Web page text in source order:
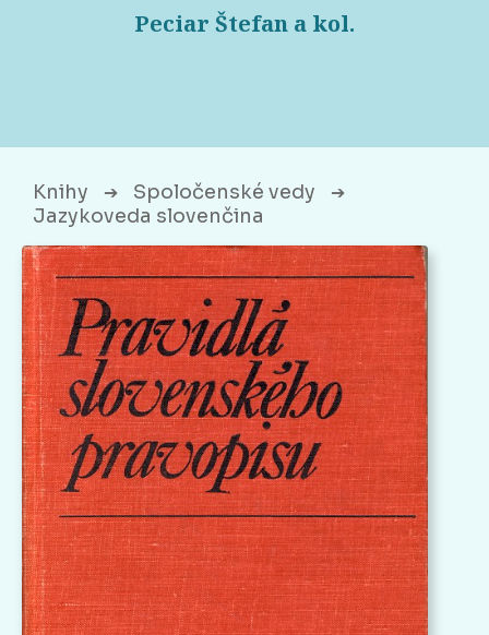
Peciar Štefan a kol.
Knihy ➔ Spoločenské vedy ➔
Jazykoveda slovenčina